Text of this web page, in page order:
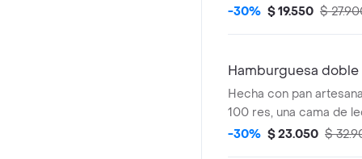
queso mozarella,
papas a la francesa y
-30% $ 19.550 $
Hamburguesa doble
Hecha con pan
100 res, una cama de
cebolla caramelizada,
-30% $ 23.050 $